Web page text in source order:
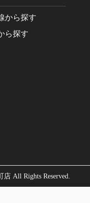
から探す
ら探す
All Rights Reserved.